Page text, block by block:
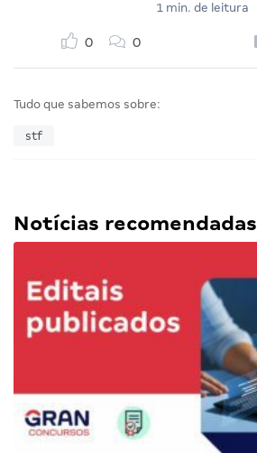
1 min. de leitura
0 0
Tudo que sabemos sobre:
stf
Notícias recomendadas